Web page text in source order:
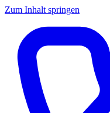
Zum Inhalt springen